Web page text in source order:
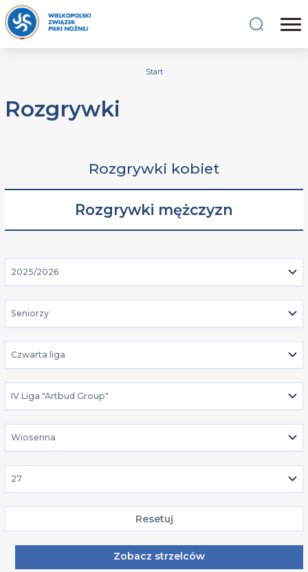
Start
Rozgrywki
Rozgrywki kobiet
Rozgrywki mężczyzn
2025/2026
Seniorzy
Czwarta liga
IV Liga "Artbud Group"
Wiosenna
27
Resetuj
Zobacz strzelców